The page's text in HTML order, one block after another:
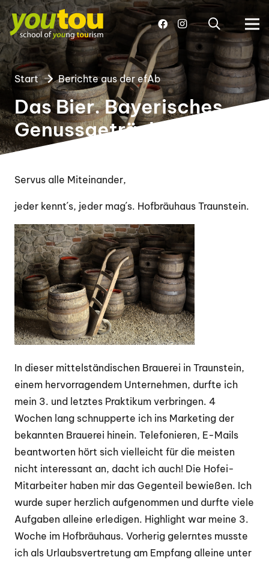
Start Berichte aus der efAb
Das Bier. Bayerisches
Genussgetränk
Servus alle Miteinander,
jeder kennt´s, jeder mag´s. Hofbräuhaus Traunstein.
In dieser mittelständischen Brauerei in Traunstein,
einem hervorragendem Unternehmen, durfte ich
mein 3. und letztes Praktikum verbringen. 4
Wochen lang schnupperte ich ins Marketing der
bekannten Brauerei hinein. Telefonieren, E-Mails
beantworten hört sich vielleicht für die meisten
nicht interessant an, dacht ich auch! Die Hofei-
Mitarbeiter haben mir das Gegenteil bewießen. Ich
wurde super herzlich aufgenommen und durfte viele
Aufgaben alleine erledigen. Highlight war meine 3.
Woche im Hofbräuhaus. Vorherig gelerntes musste
ich als Urlaubsvertretung am Empfang alleine unter